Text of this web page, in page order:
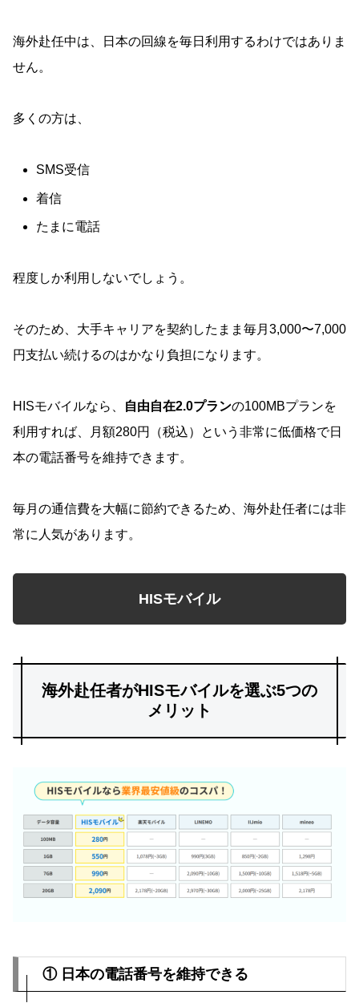
海外赴任中は、日本の回線を毎日利用するわけではありま
せん。
多くの方は、
SMS受信
着信
たまに電話
程度しか利用しないでしょう。
そのため、大手キャリアを契約したまま毎月3,000〜7,000
円支払い続けるのはかなり負担になります。
HISモバイルなら、 自由自在2.0プランの100MBプランを
利用すれば、月額280円（税込）という非常に低価格で日
本の電話番号を維持できます。
毎月の通信費を大幅に節約できるため、海外赴任者には非
常に人気があります。
HISモバイル
海外赴任者がHISモバイルを選ぶ5つの
メリット
① 日本の電話番号を維持できる